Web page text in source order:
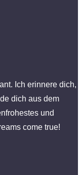
Ich erinnere dich,
dich aus dem
und
come true!